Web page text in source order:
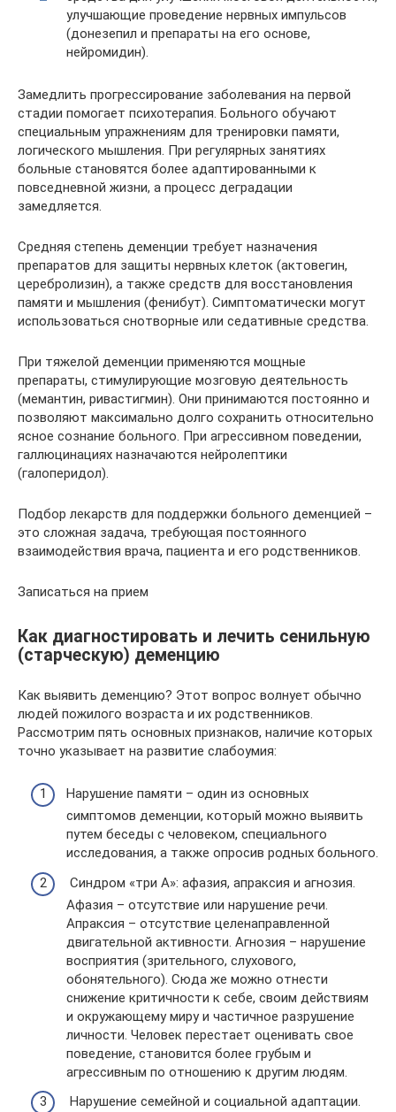
улучшающие проведение нервных импульсов
(донезепил и препараты на его основе,
нейромидин).
Замедлить прогрессирование заболевания на первой
стадии помогает психотерапия. Больного обучают
специальным упражнениям для тренировки памяти,
логического мышления. При регулярных занятиях
больные становятся более адаптированными к
повседневной жизни, а процесс деградации
замедляется.
Средняя степень деменции требует назначения
препаратов для защиты нервных клеток (актовегин,
церебролизин), а также средств для восстановления
памяти и мышления (фенибут). Симптоматически могут
использоваться снотворные или седативные средства.
При тяжелой деменции применяются мощные
препараты, стимулирующие мозговую деятельность
(мемантин, ривастигмин). Они принимаются постоянно и
позволяют максимально долго сохранить относительно
ясное сознание больного. При агрессивном поведении,
галлюцинациях назначаются нейролептики
(галоперидол).
Подбор лекарств для поддержки больного деменцией –
это сложная задача, требующая постоянного
взаимодействия врача, пациента и его родственников.
Записаться на прием
Как диагностировать и лечить сенильную
(старческую) деменцию
Как выявить деменцию? Этот вопрос волнует обычно
людей пожилого возраста и их родственников.
Рассмотрим пять основных признаков, наличие которых
точно указывает на развитие слабоумия:
Нарушение памяти – один из основных
симптомов деменции, который можно выявить
путем беседы с человеком, специального
исследования, а также опросив родных больного.
Синдром «три А»: афазия, апраксия и агнозия.
Афазия – отсутствие или нарушение речи.
Апраксия – отсутствие целенаправленной
двигательной активности. Агнозия – нарушение
восприятия (зрительного, слухового,
обонятельного). Сюда же можно отнести
снижение критичности к себе, своим действиям
и окружающему миру и частичное разрушение
личности. Человек перестает оценивать свое
поведение, становится более грубым и
агрессивным по отношению к другим людям.
Нарушение семейной и социальной адаптации.